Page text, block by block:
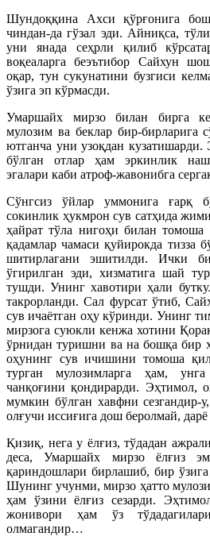
Шундоққина Ахси қўрғонига
чиндан-да гўзал эди. Айниқса,
уни янада сеҳрли қилиб
воқеаларга беэътибор Сайхун
оқар, тун сукунатини бузгиси
ўзига эп кўрмасди.
Умаршайх мирзо билан бирга
мулозим ва беклар бир-бирларига
ютганча уни узоқдан кузатишарди.
бўлган отлар ҳам эркинлик
эгалари каби атроф-жавонибга
Сўнгсиз ўйлар уммонига ғарқ
сокинлик ҳукмрон сув сатҳида
ҳайрат тўла нигоҳи билан томоша
қадамлар чамаси қуйирокда тизза
шитирлагани эшитилди. Ички
ўгирилган эди, хизматига шай
тушди. Унинг хавотири ҳали
такрорланди. Сал фурсат ўтиб,
сув ичаётган оҳу кўринди. Унинг
мирзога суюкли кенжа хотини
ўрнидан туришни ва на бошқа бир
оҳунинг сув ичишини томоша
турган мулозимларга ҳам,
чанқоғини қондирарди. Эҳтимол,
мумкин бўлган хавфни сезгандир-
олғучи иссиғига дош беролмай,
Қизиқ, нега у ёлғиз, тўдадан
деса, Умаршайх мирзо ёлғиз
қариндошлари бирлашиб, бир
Шунинг учунми, мирзо ҳатто
ҳам ўзини ёлғиз сезарди.
жонивори ҳам ўз
олмагандир…